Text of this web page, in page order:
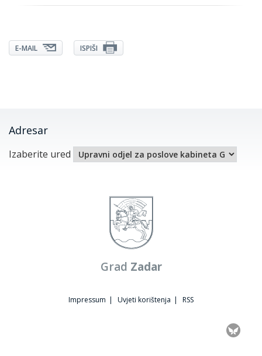
E-MAIL ISPIŠI
Adresar
Izaberite ured
Grad Zadar
Impressum | Uvjeti korištenja | RSS